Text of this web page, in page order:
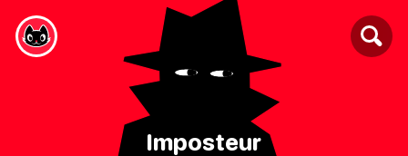
Imposteur